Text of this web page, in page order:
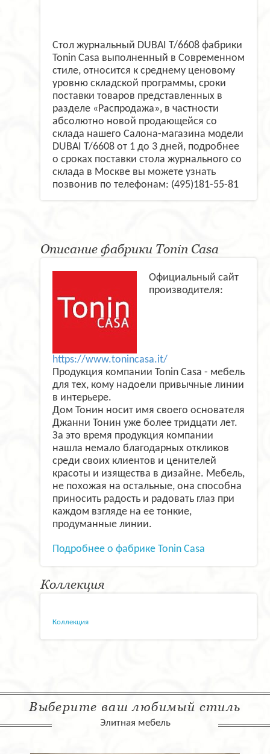
Стол журнальный DUBAI T/6608 фабрики
Tonin Casa выполненный в Современном
стиле, относится к среднему ценовому
уровню складской программы, сроки
поставки товаров представленных в
разделе «Распродажа», в частности
абсолютно новой продающейся со
склада нашего Салона-магазина модели
DUBAI T/6608 от 1 до 3 дней, подробнее
о сроках поставки стола журнального со
склада в Москве вы можете узнать
позвонив по телефонам: (495)181-55-81
Описание фабрики Tonin Casa
Официальный сайт
производителя:
https://www.tonincasa.it/
Продукция компании Tonin Casa - мебель
для тех, кому надоели привычные линии
в интерьере.
Дом Тонин носит имя своего основателя
Джанни Тонин уже более тридцати лет.
За это время продукция компании
нашла немало благодарных откликов
среди своих клиентов и ценителей
красоты и изящества в дизайне. Мебель,
не похожая на остальные, она способна
приносить радость и радовать глаз при
каждом взгляде на ее тонкие,
продуманные линии.
Подробнее о фабрике Tonin Casa
Коллекция
Коллекция
Выберите ваш любимый стиль
Элитная мебель